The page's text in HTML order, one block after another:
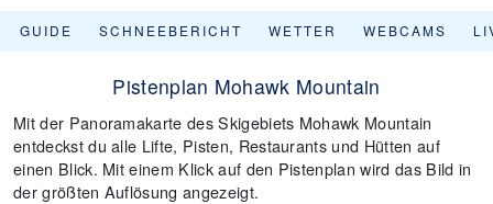
GUIDE SCHNEEBERICHT WETTER WEBCAMS
Pistenplan Mohawk Mountain
Mit der Panoramakarte des Skigebiets Mohawk Mountain
entdeckst du alle Lifte, Pisten, Restaurants und Hütten auf
einen Blick. Mit einem Klick auf den Pistenplan wird das Bild in
der größten Auflösung angezeigt.